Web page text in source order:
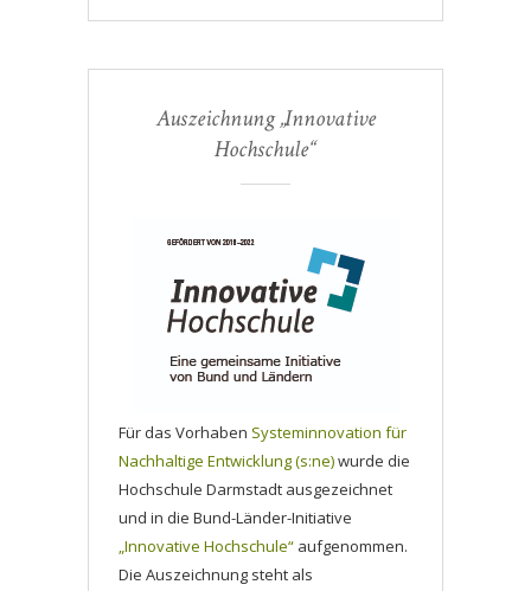
Auszeichnung „Innovative
Hochschule“
Für das Vorhaben Systeminnovation für
Nachhaltige Entwicklung (s:ne)wurde die
Hochschule Darmstadt ausgezeichnet
und in die Bund-Länder-Initiative
„Innovative Hochschule“ aufgenommen.
Die Auszeichnung steht als